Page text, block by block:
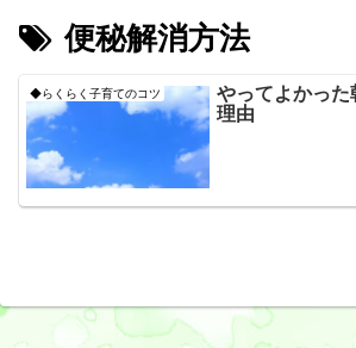
便秘解消方法
◆らくらく子育てのコツ やってよかっ
理由